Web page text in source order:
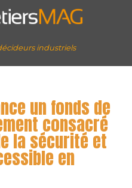
industriels
un fonds de
consacré
la sécurité et
en